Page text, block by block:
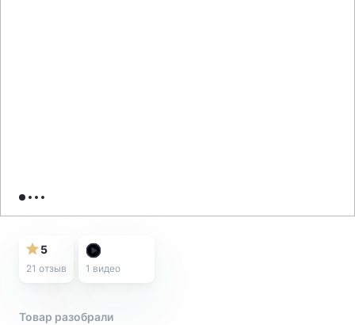
5
21 отзыв 1 видео
Товар разобрали